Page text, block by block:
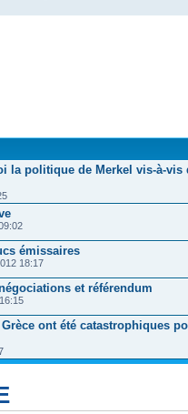
la politique de Merkel vis-à-vis
émissaires
18:17
et référendum
ont été catastrophiques